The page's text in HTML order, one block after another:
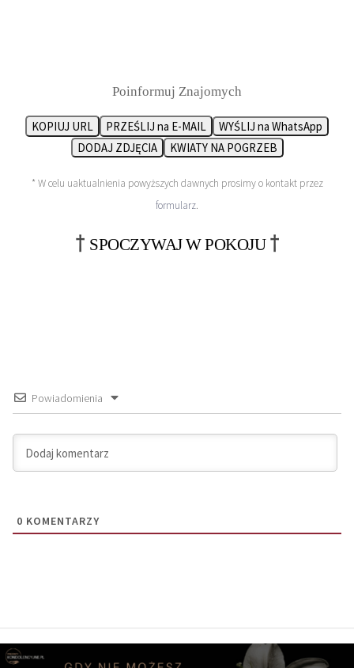
Poinformuj Znajomych
KOPIUJ URL PRZEŚLIJ na E-MAIL
WYŚLIJ na WhatsApp
DODAJ ZDJĘCIA
KWIATY NA POGRZEB
* W celu uaktualnienia powyższych dawnych prosimy o kontakt przez
formularz.
† SPOCZYWAJ W POKOJU †
Powiadomienia
0 KOMENTARZY